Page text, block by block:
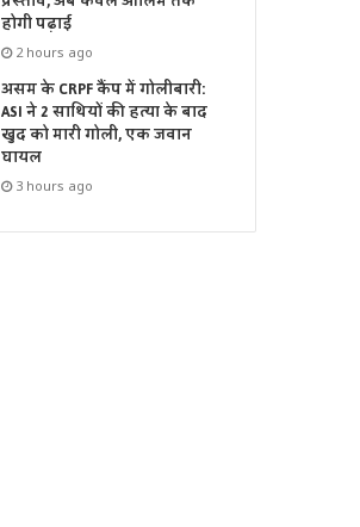
होगी पढ़ाई
2 hours ago
असम के CRPF कैंप में गोलीबारी:
ASI ने 2 साथियों की हत्या के बाद
खुद को मारी गोली, एक जवान
घायल
3 hours ago